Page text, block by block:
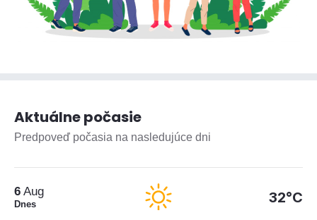
Aktuálne počasie
Predpoveď počasia na nasledujúce dni
6 Aug
Dnes 32°C